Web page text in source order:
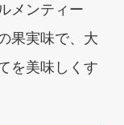
メンティー
果実味で、大
を美味しくす